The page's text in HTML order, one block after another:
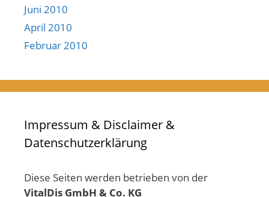
Juni 2010
April 2010
Februar 2010
Impressum & Disclaimer &
Datenschutzerklärung
Diese Seiten werden betrieben von der
VitalDis GmbH & Co. KG